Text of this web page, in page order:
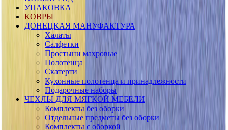
УПАКОВКА
КОВРЫ
ДОНЕЦКАЯ МАНУФАКТУРА
Халаты
Салфетки
Простыни махровые
Полотенца
Скатерти
Кухонные полотенца и принадлежности
Подарочные наборы
ЧЕХЛЫ ДЛЯ МЯГКОЙ МЕБЕЛИ
Комплекты без оборки
Отдельные предметы без оборки
Комплекты с оборкой